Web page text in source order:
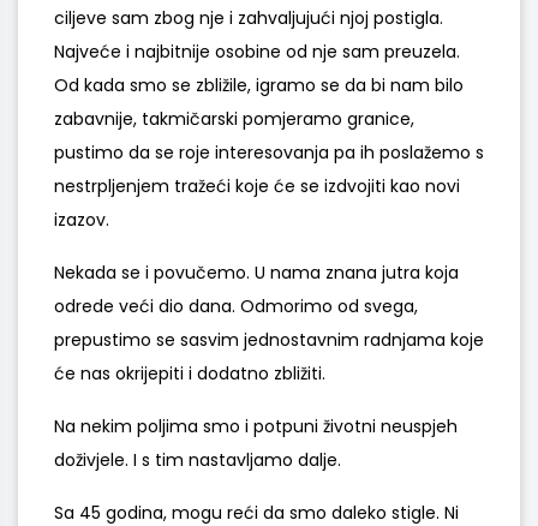
ciljeve sam zbog nje i zahvaljujući njoj postigla.
Najveće i najbitnije osobine od nje sam preuzela.
Od kada smo se zbližile, igramo se da bi nam bilo
zabavnije, takmičarski pomjeramo granice,
pustimo da se roje interesovanja pa ih poslažemo s
nestrpljenjem tražeći koje će se izdvojiti kao novi
izazov.
Nekada se i povučemo. U nama znana jutra koja
odrede veći dio dana. Odmorimo od svega,
prepustimo se sasvim jednostavnim radnjama koje
će nas okrijepiti i dodatno zbližiti.
Na nekim poljima smo i potpuni životni neuspjeh
doživjele. I s tim nastavljamo dalje.
Sa 45 godina, mogu reći da smo daleko stigle. Ni